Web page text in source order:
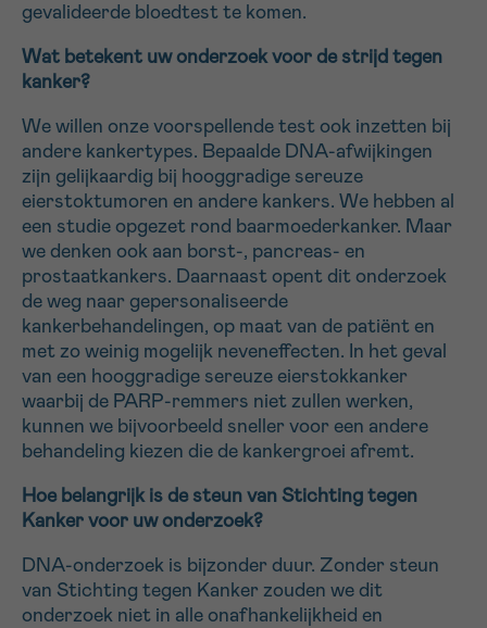
gevalideerde bloedtest te komen.
Wat betekent uw onderzoek voor de strijd tegen
kanker?
We willen onze voorspellende test ook inzetten bij
andere kankertypes. Bepaalde DNA-afwijkingen
zijn gelijkaardig bij hooggradige sereuze
eierstoktumoren en andere kankers. We hebben al
een studie opgezet rond baarmoederkanker. Maar
we denken ook aan borst-, pancreas- en
prostaatkankers. Daarnaast opent dit onderzoek
de weg naar gepersonaliseerde
kankerbehandelingen, op maat van de patiënt en
met zo weinig mogelijk neveneffecten. In het geval
van een hooggradige sereuze eierstokkanker
waarbij de PARP-remmers niet zullen werken,
kunnen we bijvoorbeeld sneller voor een andere
behandeling kiezen die de kankergroei afremt.
Hoe belangrijk is de steun van Stichting tegen
Kanker voor uw onderzoek?
DNA-onderzoek is bijzonder duur. Zonder steun
van Stichting tegen Kanker zouden we dit
onderzoek niet in alle onafhankelijkheid en